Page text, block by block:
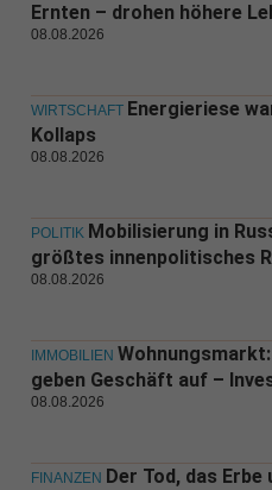
Ernten – drohen höhere
08.08.2026
WIRTSCHAFT Energieriese
Kollaps
08.08.2026
POLITIK Mobilisierung in
größtes innenpolitisches
08.08.2026
IMMOBILIEN
geben Geschäft auf –
08.08.2026
FINANZEN Der Tod, das Erbe